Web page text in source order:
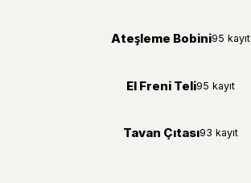
Ateşleme Bobini95 kayıt
El Freni Teli95 kayıt
Tavan Çıtası93 kayıt